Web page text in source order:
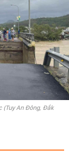
(Tuy An Đông, Đắk